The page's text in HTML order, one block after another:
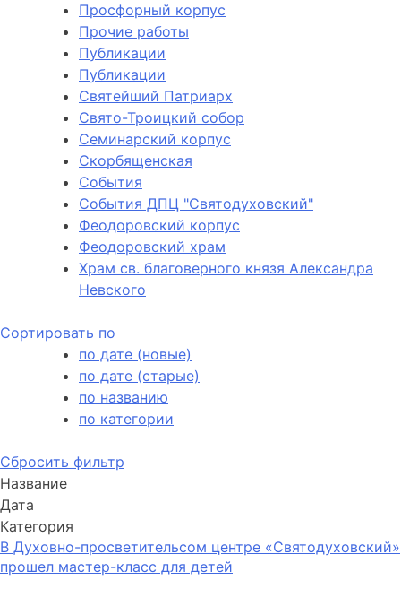
Просфорный корпус
Прочие работы
Публикации
Публикации
Святейший Патриарх
Свято-Троицкий собор
Семинарский корпус
Скорбященская
События
События ДПЦ "Святодуховский"
Феодоровский корпус
Феодоровский храм
Храм св. благоверного князя Александра
Невского
Сортировать по
по дате (новые)
по дате (старые)
по названию
по категории
Сбросить фильтр
Название
Дата
Категория
В Духовно-просветительсом центре «Святодуховский»
прошел мастер-класс для детей